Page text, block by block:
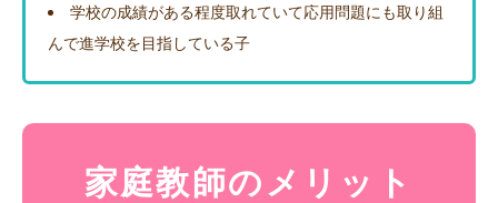
学校の成績がある程度取れていて応用問題にも取り組
んで進学校を目指している子
家庭教師のメリット